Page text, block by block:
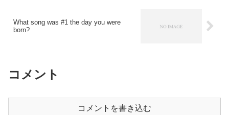
What song was #1 the day you were
born?
コメント
コメントを書き込む